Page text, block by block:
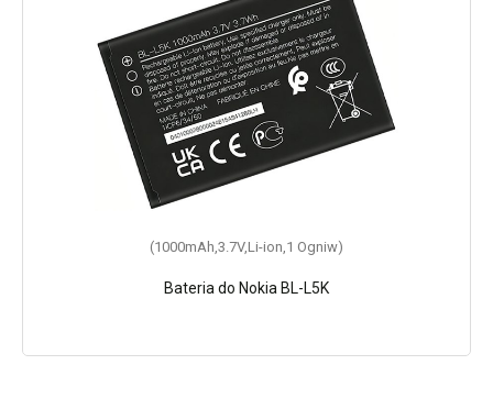
(1000mAh,3.7V,Li-ion,1 Ogniw)
Bateria do Nokia BL-L5K